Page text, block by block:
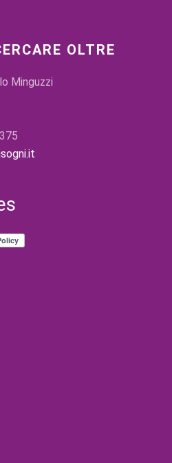
OLTRE
Minguzzi